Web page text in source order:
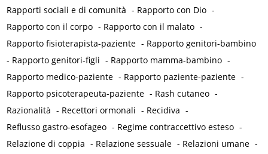
Rapporti sociali e di comunità - Rapporto con Dio -
Rapporto con il corpo - Rapporto con il malato -
Rapporto fisioterapista-paziente - Rapporto genitori-bambino
- Rapporto genitori-figli - Rapporto mamma-bambino -
Rapporto medico-paziente - Rapporto paziente-paziente -
Rapporto psicoterapeuta-paziente - Rash cutaneo -
Razionalità - Recettori ormonali - Recidiva -
Reflusso gastro-esofageo - Regime contraccettivo esteso -
Relazione di coppia - Relazione sessuale - Relazioni umane -